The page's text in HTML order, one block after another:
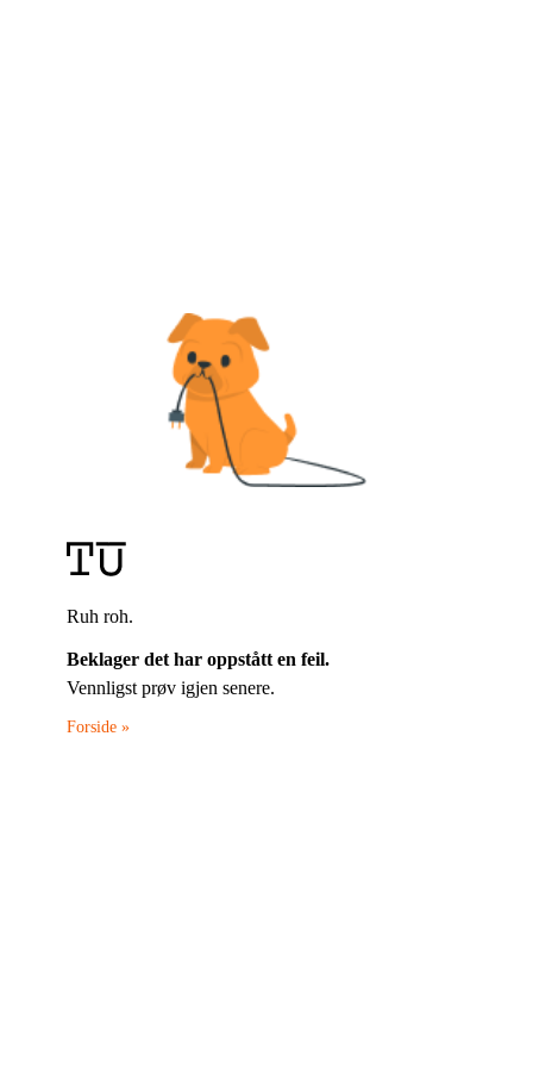
Ruh roh.
Beklager det har oppstått en feil.
Vennligst prøv igjen senere.
Forside »